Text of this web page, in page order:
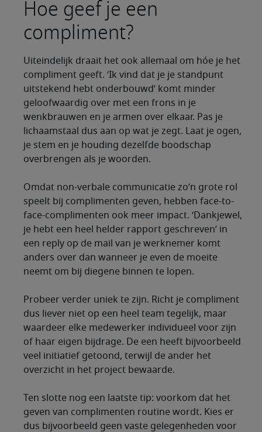
Hoe geef je een
compliment?
Uiteindelijk draait het ook allemaal om hóe je het
compliment geeft. ‘Ik vind dat je je standpunt
uitstekend hebt onderbouwd’ komt minder
geloofwaardig over met een frons in je
wenkbrauwen en je armen over elkaar. Pas je
lichaamstaal dus aan op wat je zegt. Laat je ogen,
je stem en je houding dezelfde boodschap
overbrengen als je woorden.
Omdat non-verbale communicatie zo’n grote rol
speelt bij complimenten geven, hebben face-to-
face-complimenten ook meer impact. ‘Dankjewel,
je hebt een heel helder rapport geschreven’ in
een reply op de mail van je werknemer komt
anders over dan wanneer je even de moeite
neemt om bij diegene binnen te lopen.
Probeer verder uniek te zijn. Richt je compliment
dus liever niet op een heel team tegelijk, maar
waardeer elke medewerker individueel voor zijn
of haar eigen bijdrage. De een heeft bijvoorbeeld
veel initiatief getoond, terwijl de ander het
overzicht in het project bewaarde.
Ten slotte nog een laatste tip: voorkom dat het
geven van complimenten routine wordt. Kies er
dus bijvoorbeeld geen vaste gelegenheden voor